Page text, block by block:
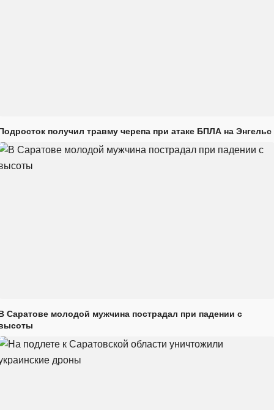
получил травму черепа при атаке БПЛА на Энгельс
Саратове молодой мужчина пострадал при падении с